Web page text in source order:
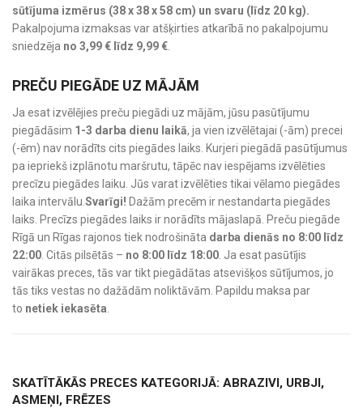
sūtījuma izmērus (38 x 38 x 58 cm) un svaru (līdz 20 kg).
Pakalpojuma izmaksas var atšķirties atkarībā no pakalpojumu
sniedzēja no 3,99 € līdz 9,99 €
PREČU PIEGĀDE UZ MĀJĀM
Ja esat izvēlējies preču piegādi uz mājām, jūsu pasūtījumu
piegādāsim 1-3 darba dienu laikā, ja vien izvēlētajai (-ām) precei
(-ēm) nav norādīts cits piegādes laiks. Kurjeri piegādā pasūtījumus
pa iepriekš izplānotu maršrutu, tāpēc nav iespējams izvēlēties
precīzu piegādes laiku. Jūs varat izvēlēties tikai vēlamo piegādes
laika intervālu. Svarīgi! Dažām precēm ir nestandarta piegādes
laiks. Precīzs piegādes laiks ir norādīts mājaslapā. Preču piegāde
Rīgā un Rīgas rajonos tiek nodrošināta darba dienās no 8:00 līdz
22:00 . Citās pilsētās – no 8:00 līdz 18:00 . Ja esat pasūtījis
vairākas preces, tās var tikt piegādātas atsevišķos sūtījumos, jo
tās tiks vestas no dažādām noliktāvām. Papildu maksa par
to netiek iekasēta
SKATĪTĀKĀS PRECES KATEGORIJĀ: ABRAZIVI, URBJI,
ASMEŅI, FRĒZES